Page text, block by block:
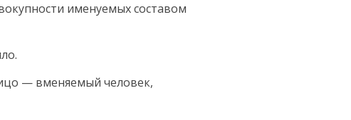
именуемых составом
— вменяемый человек,